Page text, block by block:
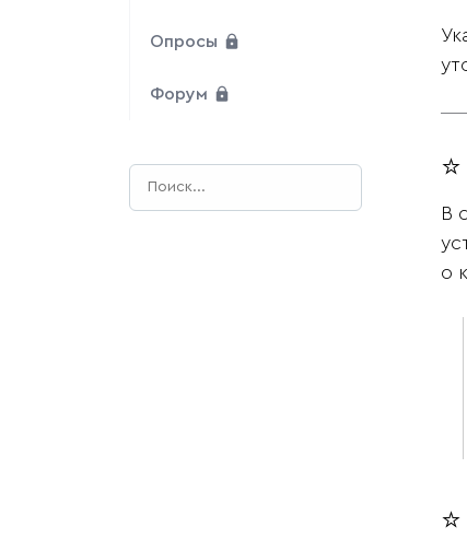
Опросы
Форум
В
о